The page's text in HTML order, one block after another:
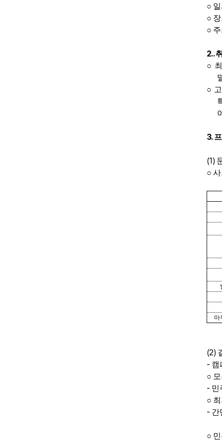
○ 일
○
○ 주
2..
○
○
3.
(1)
○ 사
마
(2)
- 캠
○
- 민
○
- 간
○